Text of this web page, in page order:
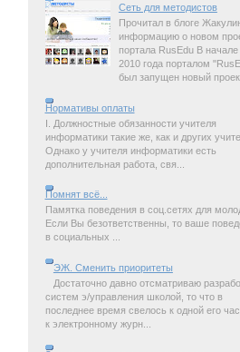
Сеть для методистов
Прочитал в блоге
информацию о новом
портала RusEdu В начале
2010 года порталом
был запущен новый
Нормативы оплаты
I. Должностные обязанности учителя
информатики такие же, как и других
Однако у учителя информатики есть
дополнительная работа, свя...
Помнят всё...
Памятка поведения в соц.сетях для
Если Вы безответственны, то ваше
в социальных ...
ЭЖ. Сменить приоритеты
Достаточно давно отсматриваю
систем э/управления школой, то что в
последнее время свелось к одной его
к электронному журн...